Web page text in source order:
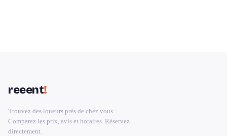
reeent!
Trouvez des loueurs près de chez vous.
Comparez les prix, avis et horaires. Réservez
directement.